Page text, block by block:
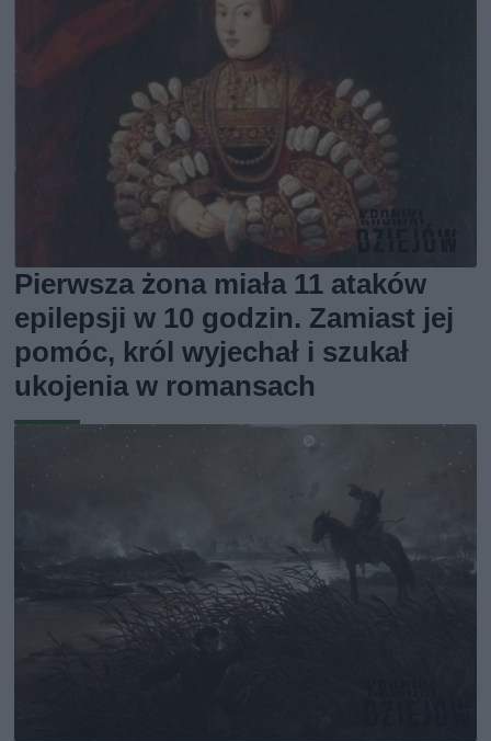
Pierwsza żona miała 11 ataków
epilepsji w 10 godzin. Zamiast jej
pomóc, król wyjechał i szukał
ukojenia w romansach